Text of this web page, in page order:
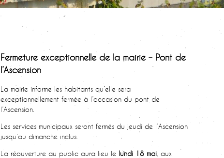
Fermeture exceptionnelle de la mairie – Pont de
l’Ascension
La mairie informe les habitants qu’elle sera
exceptionnellement fermée à l’occasion du pont de
l’Ascension.
Les services municipaux seront fermés du jeudi de l’Ascension
jusqu’au dimanche inclus.
La réouverture au public aura lieu le lundi 18 mai , aux